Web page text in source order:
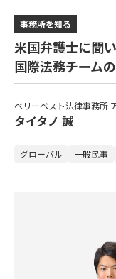
事務所を知る
米国弁護士に聞
国際法務チーム
ベリーベスト法律事務所
タイタノ 誠
グローバル 一般民事